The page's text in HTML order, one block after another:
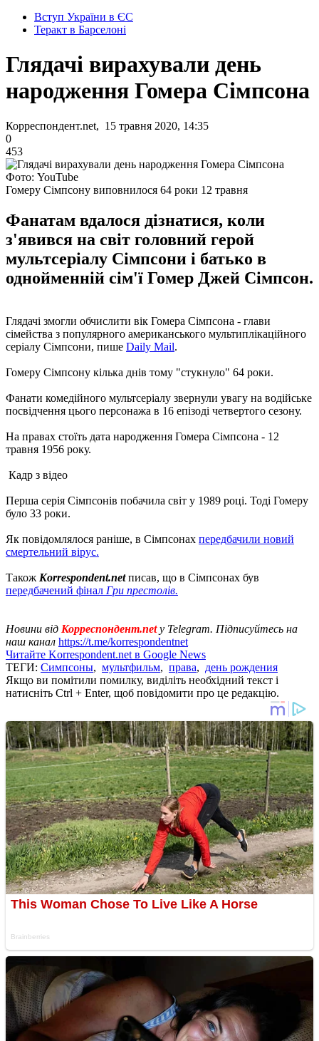
Вступ України в ЄС
Теракт в Барселоні
Глядачі вирахували день
народження Гомера Сімпсона
Корреспондент.net, 15 травня 2020, 14:35
0
453
Фото: YouTube
Гомеру Сімпсону виповнилося 64 роки 12 травня
Фанатам вдалося дізнатися, коли
з'явився на світ головний герой
мультсеріалу Сімпсони і батько в
однойменній сім'ї Гомер Джей Сімпсон.
Глядачі змогли обчислити вік Гомера Сімпсона - глави
сімейства з популярного американського мультиплікаційного
серіалу Сімпсони, пише Daily Mail.
Гомеру Сімпсону кілька днів тому "стукнуло" 64 роки.
Фанати комедійного мультсеріалу звернули увагу на водійське
посвідчення цього персонажа в 16 епізоді четвертого сезону.
На правах стоїть дата народження Гомера Сімпсона - 12
травня 1956 року.
Кадр з відео
Перша серія Сімпсонів побачила світ у 1989 році. Тоді Гомеру
було 33 роки.
Як повідомлялося раніше, в Сімпсонах передбачили новий
смертельний вірус.
Також Korrespondent.netписав, що в Сімпсонах був
передбачений фінал Гри престолів.
Новини від Корреспондент.net у Telegram. Підписуйтесь на
наш канал https://t.me/korrespondentnet
Читайте Korrespondent.net в Google News
ТЕГИ: Симпсоны, мультфильм, права, день рождения
Якщо ви помітили помилку, виділіть необхідний текст і
натисніть Ctrl + Enter, щоб повідомити про це редакцію.